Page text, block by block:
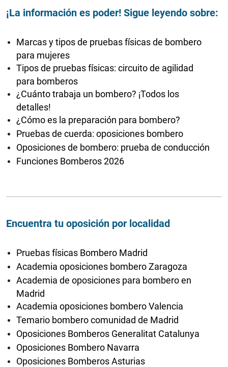
¡La información es poder! Sigue leyendo sobre:
Marcas y tipos de pruebas físicas de bombero
para mujeres
Tipos de pruebas físicas: circuito de agilidad
para bomberos
¿Cuánto trabaja un bombero? ¡Todos los
detalles!
¿Cómo es la preparación para bombero?
Pruebas de cuerda: oposiciones bombero
Oposiciones de bombero: prueba de conducción
Funciones Bomberos 2026
Encuentra tu oposición por localidad
Pruebas físicas Bombero Madrid
Academia oposiciones bombero Zaragoza
Academia de oposiciones para bombero en
Madrid
Academia oposiciones bombero Valencia
Temario bombero comunidad de Madrid
Oposiciones Bomberos Generalitat Catalunya
Oposiciones Bombero Navarra
Oposiciones Bomberos Asturias